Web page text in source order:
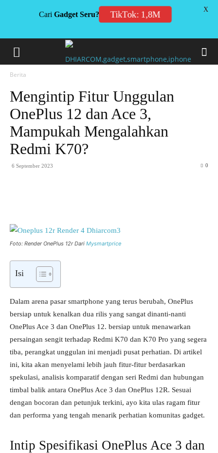
Berita
Mengintip Fitur Unggulan
OnePlus 12 dan Ace 3,
Mampukah Mengalahkan
Redmi K70?
6 September 2023 0
Foto: Render OnePlus 12r Dari Mysmartprice
Isi
Dalam arena pasar smartphone yang terus berubah, OnePlus
bersiap untuk kenalkan dua rilis yang sangat dinanti-nanti
OnePlus Ace 3 dan OnePlus 12. bersiap untuk menawarkan
persaingan sengit terhadap Redmi K70 dan K70 Pro yang segera
tiba, perangkat unggulan ini menjadi pusat perhatian. Di artikel
ini, kita akan menyelami lebih jauh fitur-fitur berdasarkan
spekulasi, analisis komparatif dengan seri Redmi dan hubungan
timbal balik antara OnePlus Ace 3 dan OnePlus 12R. Sesuai
dengan bocoran dan petunjuk terkini, ayo kita ulas ragam fitur
dan performa yang tengah menarik perhatian komunitas gadget.
Intip Spesifikasi OnePlus Ace 3 dan
Cari Gadget Seru? TikTok: 1,8M
X